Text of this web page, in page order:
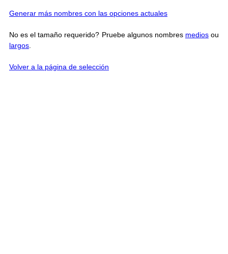
Generar más nombres con las opciones actuales
No es el tamaño requerido? Pruebe algunos nombres mediosou
largos
Volver a la página de selección